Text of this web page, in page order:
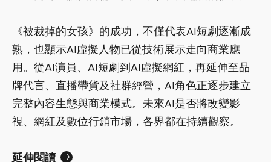
《被裁掉的女孩》的成功，不僅代表AI短劇逐漸成
熟，也顯示AI虛擬人物已從技術展示走向商業應
用。從AI演員、AI短劇到AI虛擬網紅，再延伸至品
牌代言、直播帶貨及社群經營，AI角色正逐步建立
完整內容生態與商業模式。未來AI是否將改變影
視、網紅及數位行銷市場，各界都在持續觀察。
延伸閱讀